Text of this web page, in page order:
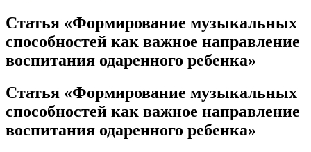
Статья «Формирование музыкальных
способностей как важное направление
воспитания одаренного ребенка»
Статья «Формирование музыкальных
способностей как важное направление
воспитания одаренного ребенка»